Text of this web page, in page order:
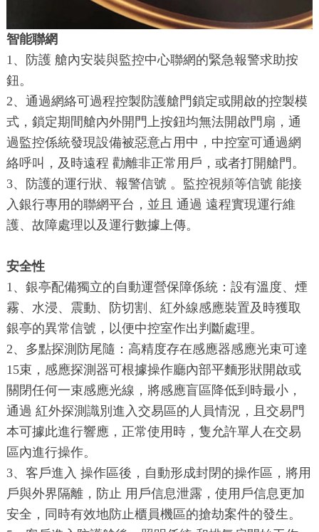
智能聯網
1、防護 艙內安裝與監控中心聯網的緊急報警求助按
鈕。
2、通過網絡可過程控製防護艙門鎖定或開啟的控製模
式，鎖定期間艙內外開門上按鈕均無法開啟門扇，通
過監控係統發現設備被惡意占用中，中控室可通過網
絡呼叫，及時遠程 勸離非正常用戶，或者打開艙門。
3、防護的運行狀、報警信號 。監控視頻等信號 能接
入銀行專用的聯網平台，並且 通過 遠程實現運行維
護、故障處理以及運行數據上傳。
安全性
1、銀亭配備獨立的自動運營保障係統：設有溫度、煙
霧、水浸、震動、防切割、紅外線感應裝置及時獲取
銀亭的異常信號，以便中控室作出判斷處理。
2、多點探測防尾隨：高精度存在感應器感應光束可達
15束，感應探測器可根據操作廳內部平麵形狀開啟或
關閉任何一束感應光線，將感應盲區降低到時最小，
通過 紅外探測識別進入交易區的人員情況，且交易門
本可據此進行響應，正常使用時，隻允許單人在交易
區內進行操作。
3、客戶進入 操作區後，自動形成封閉的操作區，將用
戶與外界隔離，防止 用戶信息泄露，使用戶信息更加
安全，同時有效地防止櫃員機區的搶劫案件的發生。